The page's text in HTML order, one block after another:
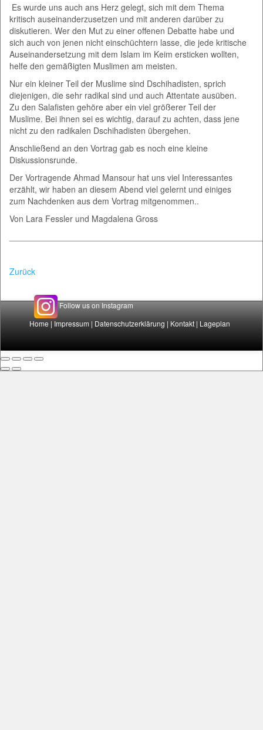
Es wurde uns auch ans Herz gelegt, sich mit dem Thema
kritisch auseinanderzusetzen und mit anderen darüber zu
diskutieren. Wer den Mut zu einer offenen Debatte habe und
sich auch von jenen nicht einschüchtern lasse, die jede kritische
Auseinandersetzung mit dem Islam im Keim ersticken wollten,
helfe den gemäßigten Muslimen am meisten.
Nur ein kleiner Teil der Muslime sind Dschihadisten, sprich
diejenigen, die sehr radikal sind und auch Attentate ausüben.
Zu den Salafisten gehöre aber ein viel größerer Teil der
Muslime. Bei ihnen sei es wichtig, darauf zu achten, dass jene
nicht zu den radikalen Dschihadisten übergehen.
Anschließend an den Vortrag gab es noch eine kleine
Diskussionsrunde.
Der Vortragende Ahmad Mansour hat uns viel Interessantes
erzählt, wir haben an diesem Abend viel gelernt und einiges
zum Nachdenken aus dem Vortrag mitgenommen..
Von Lara Fessler und Magdalena Gross
Zurück
Follow us on Instagram
Home | Impressum | Datenschutzerklärung | Kontakt | Lageplan